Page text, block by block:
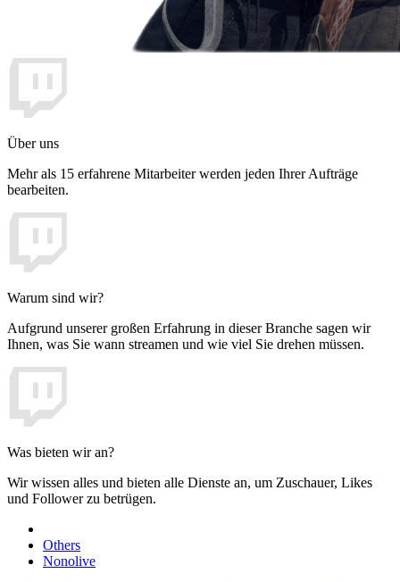
Über uns
Mehr als 15 erfahrene Mitarbeiter werden jeden Ihrer Aufträge
bearbeiten.
Warum sind wir?
Aufgrund unserer großen Erfahrung in dieser Branche sagen wir
Ihnen, was Sie wann streamen und wie viel Sie drehen müssen.
Was bieten wir an?
Wir wissen alles und bieten alle Dienste an, um Zuschauer, Likes
und Follower zu betrügen.
Others
Nonolive